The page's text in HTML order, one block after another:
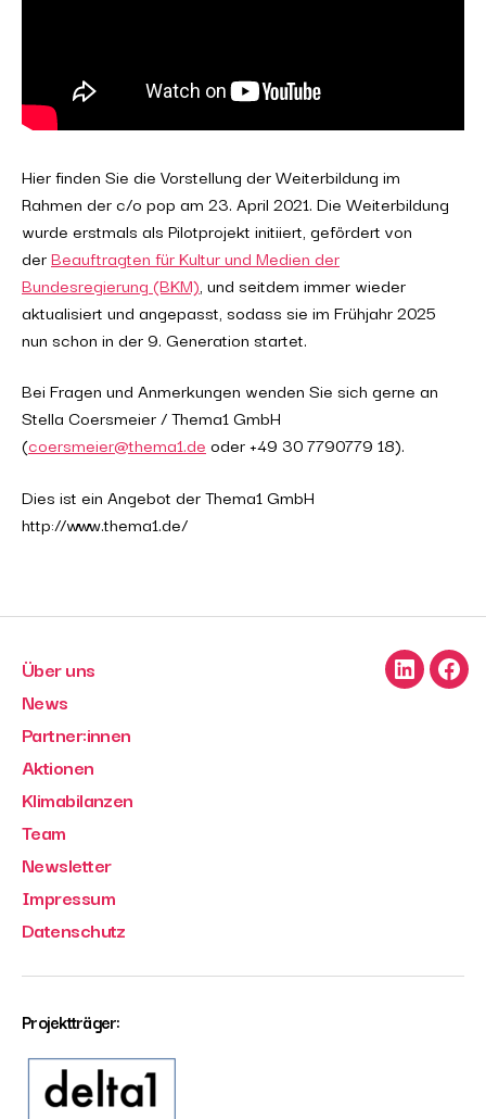
Hier finden Sie die Vorstellung der Weiterbildung im
Rahmen der c/o pop am 23. April 2021. Die Weiterbildung
wurde erstmals als Pilotprojekt initiiert, gefördert von
derBeauftragten für Kultur und Medien der
Bundesregierung (BKM) , und seitdem immer wieder
aktualisiert und angepasst, sodass sie im Frühjahr 2025
nun schon in der 9. Generation startet.
Bei Fragen und Anmerkungen wenden Sie sich gerne an
Stella Coersmeier / Thema1 GmbH
(coersmeier@thema1.de oder +49 30 7790779 18).
Dies ist ein Angebot der Thema1 GmbH
http://www.thema1.de/
Über uns
News
Partner:innen
Aktionen
Klimabilanzen
Team
Newsletter
Impressum
Datenschutz
LinkedIn
Projektträger: